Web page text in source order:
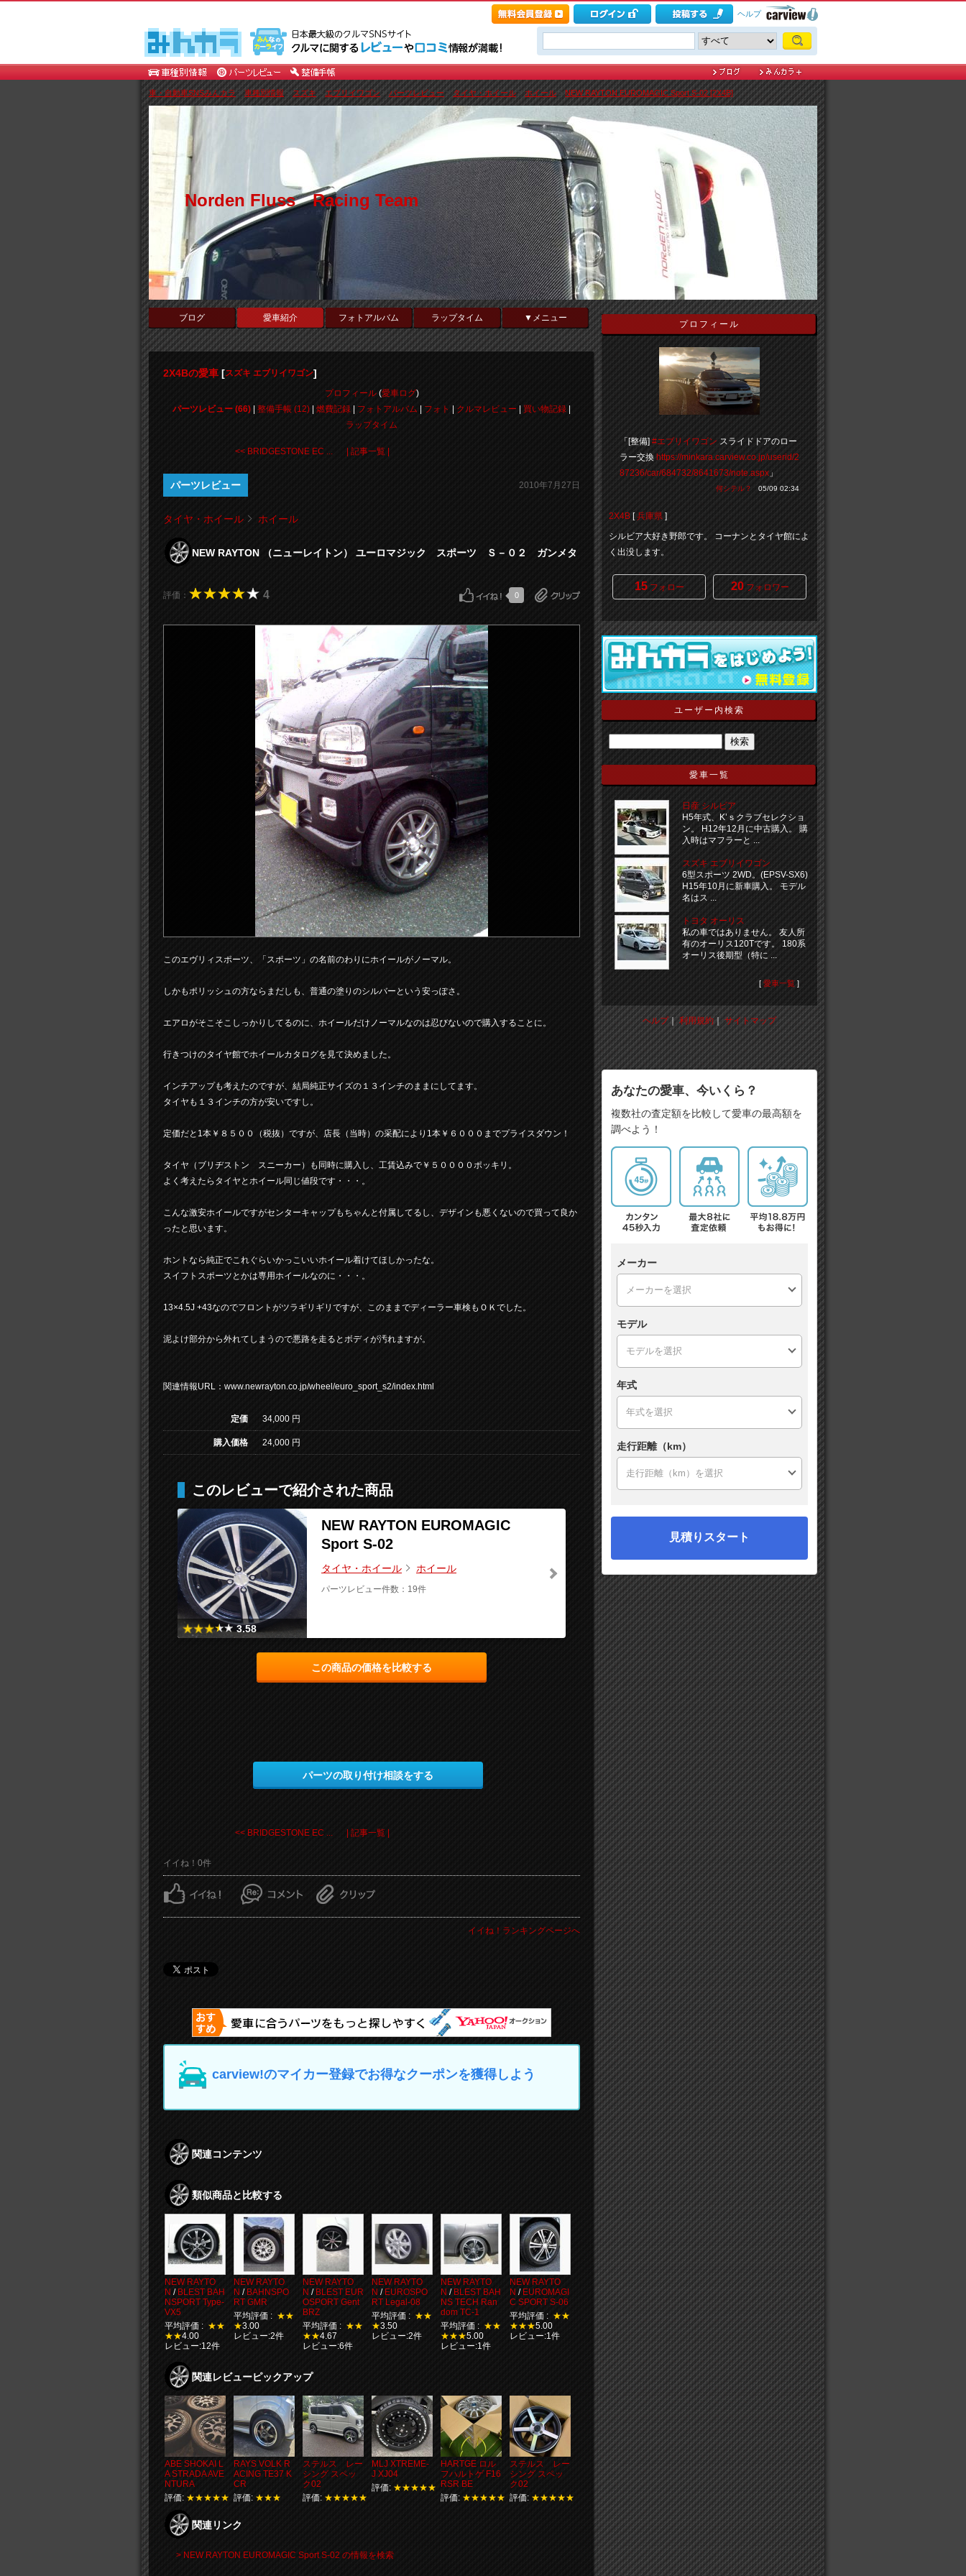
ヘルプ
車・自動車SNSみんカラ>車種別情報>スズキ>エブリイワゴン>パーツレビュー>タイヤ・ホイール>ホイール>NEW RAYTON EUROMAGIC Sport S-02 [2X4B]
Norden Fluss Racing Team
ブログ 愛車紹介 フォトアルバム ラップタイム ▼メニュー
2X4Bの愛車 [スズキ エブリイワゴン]
プロフィール(愛車ログ)
パーツレビュー (66)
整備手帳 (12) 燃費記録 フォトアルバム フォト クルマレビュー 買い物記録
ラップタイム
<< BRIDGESTONE EC ... | 記事一覧 |
パーツレビュー 2010年7月27日
タイヤ・ホイール ホイール
NEW RAYTON （ニューレイトン） ユーロマジック スポーツ Ｓ－０２ ガンメタ
評価： 4 0
このエヴリィスポーツ、「スポーツ」の名前のわりにホイールがノーマル。
しかもポリッシュの方ならまだしも、普通の塗りのシルバーという安っぽさ。
エアロがそこそこしっかりしてるのに、ホイールだけノーマルなのは忍びないので購入することに。
行きつけのタイヤ館でホイールカタログを見て決めました。
インチアップも考えたのですが、結局純正サイズの１３インチのままにしてます。
タイヤも１３インチの方が安いですし。
定価だと1本￥８５００（税抜）ですが、店長（当時）の采配により1本￥６０００までプライスダウン！
タイヤ（ブリヂストン スニーカー）も同時に購入し、工賃込みで￥５００００ポッキリ。
よく考えたらタイヤとホイール同じ値段です・・・。
こんな激安ホイールですがセンターキャップもちゃんと付属してるし、デザインも悪くないので買って良か
ったと思います。
ホントなら純正でこれぐらいかっこいいホイール着けてほしかったな。
スイフトスポーツとかは専用ホイールなのに・・・。
13×4.5J +43なのでフロントがツラギリギリですが、このままでディーラー車検もＯＫでした。
泥よけ部分から外れてしまうので悪路を走るとボディが汚れますが。
関連情報URL：www.newrayton.co.jp/wheel/euro_sport_s2/index.html
定価 34,000 円
購入価格 24,000 円
このレビューで紹介された商品
3.58
NEW RAYTON EUROMAGIC
Sport S-02
タイヤ・ホイール ホイール
パーツレビュー件数：19件
この商品の価格を比較する
パーツの取り付け相談をする
<< BRIDGESTONE EC ... | 記事一覧 |
イイね！0件
イイね！ランキングページへ
carview!のマイカー登録でお得なクーポンを獲得しよう
関連コンテンツ
類似商品と比較する
NEW RAYTO
N / BLEST BAH
NSPORT Type-
VX5
平均評価 : ★★
★★4.00
レビュー:12件
NEW RAYTO
N / BAHNSPO
RT GMR
平均評価 : ★★
★3.00
レビュー:2件
NEW RAYTO
N / BLEST EUR
OSPORT Gent
BRZ
平均評価 : ★★
★★4.67
レビュー:6件
NEW RAYTO
N / EUROSPO
RT Legal-08
平均評価 : ★★
★3.50
レビュー:2件
NEW RAYTO
N / BLEST BAH
NS TECH Ran
dom TC-1
平均評価 : ★★
★★★5.00
レビュー:1件
NEW RAYTO
N / EUROMAGI
C SPORT S-06
平均評価 : ★★
★★★5.00
レビュー:1件
関連レビューピックアップ
ABE SHOKAI L
A STRADA AVE
NTURA
評価: ★★★★★
RAYS VOLK R
ACING TE37 K
CR
評価: ★★★
ステルス レー
シング スペッ
ク02
評価: ★★★★★
MLJ XTREME-
J XJ04
評価: ★★★★★
HARTGE ロル
フハルトゲ F16
RSR BE
評価: ★★★★★
ステルス レー
シング スペッ
ク02
評価: ★★★★★
関連リンク
> NEW RAYTON EUROMAGIC Sport S-02 の情報を検索
プロフィール
「[整備] #エブリイワゴン スライドドアのロー
ラー交換 https://minkara.carview.co.jp/userid/2
87236/car/684732/8641673/note.aspx 」
何シテル？ 05/09 02:34
2X4B [兵庫県 ]
シルビア大好き野郎です。 コーナンとタイヤ館によ
く出没します。
15フォロー 20フォロワー
ユーザー内検索
愛車一覧
日産 シルビア
H5年式、K’ｓクラブセレクショ
ン。 H12年12月に中古購入。 購
入時はマフラーと ...
スズキ エブリイワゴン
6型スポーツ 2WD。(EPSV-SX6)
H15年10月に新車購入。 モデル
名はス ...
トヨタ オーリス
私の車ではありません。 友人所
有のオーリス120Tです。 180系
オーリス後期型（特に ...
[ 愛車一覧 ]
ヘルプ｜利用規約｜サイトマップ
あなたの愛車、今いくら？
複数社の査定額を比較して愛車の最高額を
調べよう！
メーカー
モデル
年式
走行距離（km）
見積りスタート